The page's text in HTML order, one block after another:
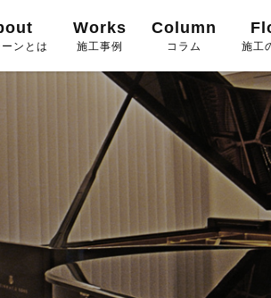
ンとは
Works
施工事例
Column
コラム 施工